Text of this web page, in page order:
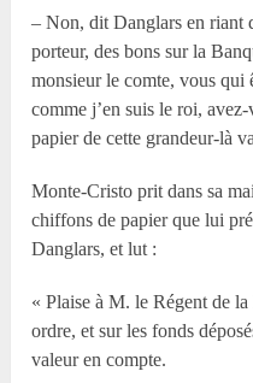
– Non, dit Danglars en riant
porteur, des bons sur la
monsieur le comte, vous qui
comme j’en suis le roi,
papier de cette grandeur-là
Monte-Cristo prit dans sa
chiffons de papier que lui
Danglars, et lut :
« Plaise à M. le Régent de
ordre, et sur les fonds
valeur en compte.